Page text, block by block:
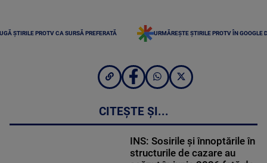
ȘTIRILE PROTV CA SURSĂ PREFERATĂ URMĂREȘTE ȘTIRILE PROTV ÎN GOOGLE
CITEȘTE ȘI...
INS: Sosirile și înnoptările în
structurile de cazare au